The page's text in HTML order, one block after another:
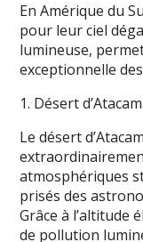
En Amérique du
pour leur ciel
lumineuse,
exceptionnelle
1. Désert
Le désert
atmosphériques
prisés des
Grâce à l’altitude
de pollution